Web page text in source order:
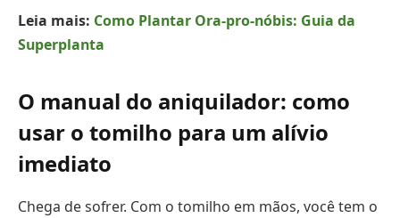
Leia mais: Como Plantar Ora-pro-nóbis: Guia da
Superplanta
O manual do aniquilador: como
usar o tomilho para um alívio
imediato
Chega de sofrer. Com o tomilho em mãos, você tem o